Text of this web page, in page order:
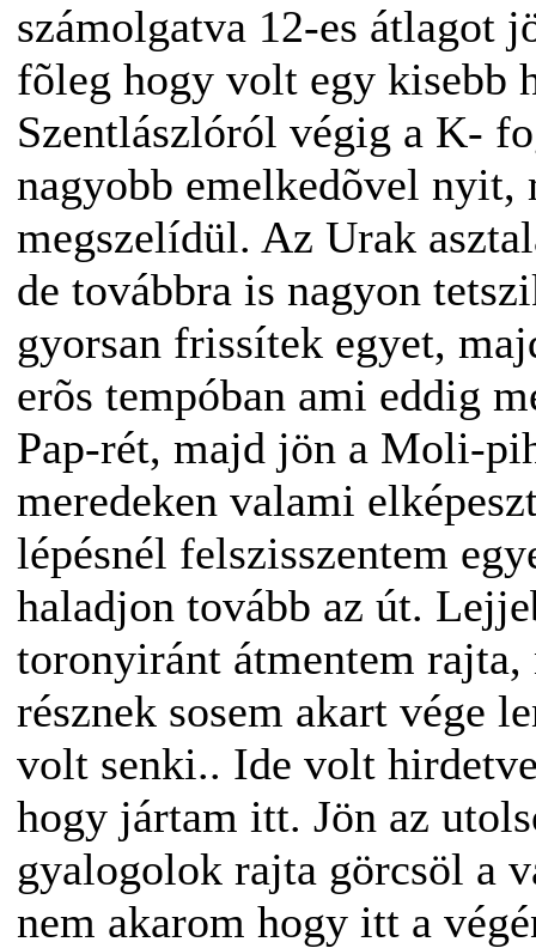
számolgatva 12-es átlagot
fõleg hogy volt egy kisebb
Szentlászlóról végig a K-
nagyobb emelkedõvel nyit,
megszelídül. Az Urak
de továbbra is nagyon
gyorsan frissítek egyet,
erõs tempóban ami eddig
Pap-rét, majd jön a Moli-
meredeken valami
lépésnél felszisszentem
haladjon tovább az út.
toronyiránt átmentem
résznek sosem akart vége
volt senki.. Ide volt
hogy jártam itt. Jön az
gyalogolok rajta görcsöl a
nem akarom hogy itt a